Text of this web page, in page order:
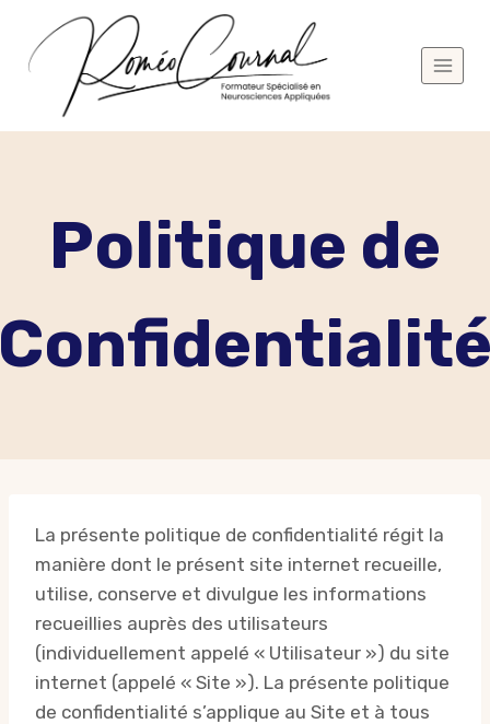
contenu
Politique de
La présente politique de confidentialité régit la
manière dont le présent site internet recueille,
utilise, conserve et divulgue les informations
recueillies auprès des utilisateurs
(individuellement appelé « Utilisateur ») du site
internet (appelé « Site »). La présente politique
de confidentialité s’applique au Site et à tous